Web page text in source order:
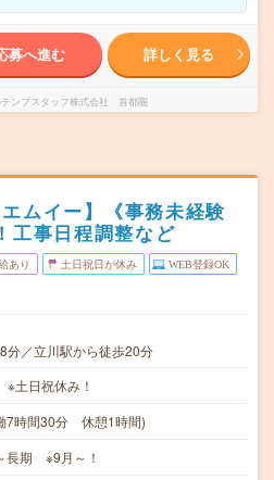
募へ進む 詳しく見る
ンプスタッフ株式会社 首都圏
ムイー】《事務未経験
工事日程調整など
あり 土日祝日が休み WEB登録OK
分／立川駅から徒歩20分
土日祝休み！
7時間30分 休憩1時間)
長期 ※9月～！